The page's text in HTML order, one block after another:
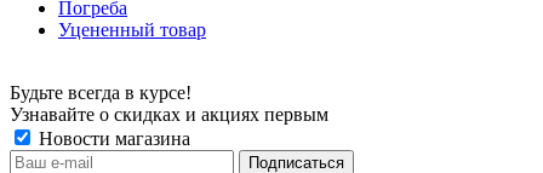
Погреба
Уцененный товар
Будьте всегда в курсе!
Узнавайте о скидках и акциях первым
Новости магазина